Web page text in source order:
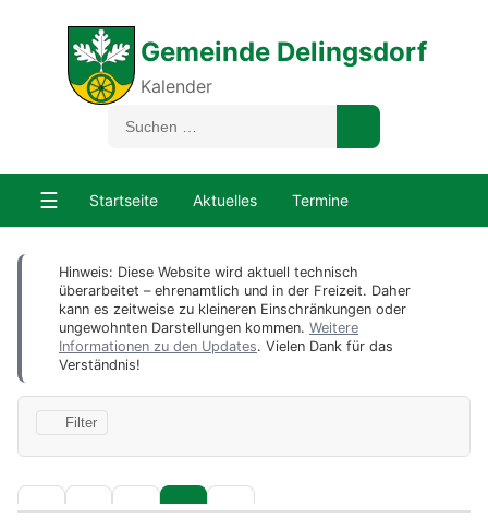
Gemeinde Delingsdorf
Kalender
☰ Startseite Aktuelles Termine
Hinweis: Diese Website wird aktuell technisch
überarbeitet – ehrenamtlich und in der Freizeit. Daher
kann es zeitweise zu kleineren Einschränkungen oder
ungewohnten Darstellungen kommen. Weitere
Informationen zu den Updates. Vielen Dank für das
Verständnis!
Filter